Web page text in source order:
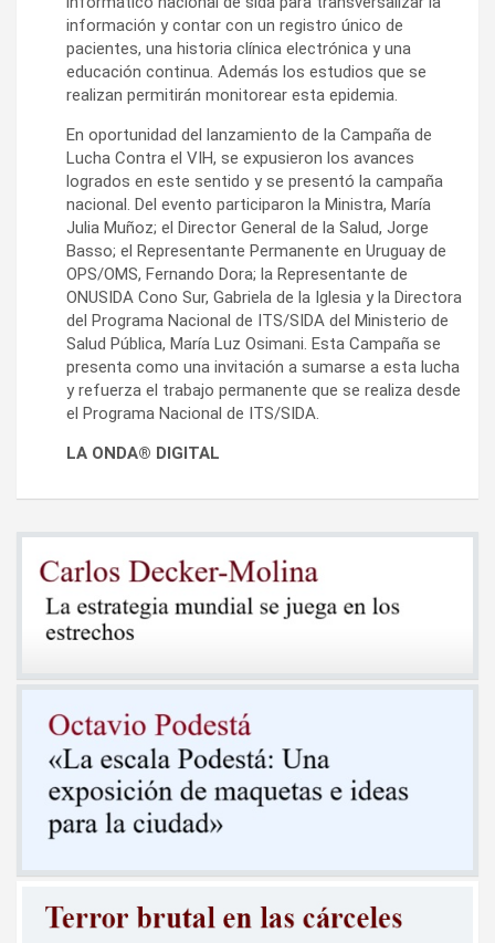
información y contar con un registro único de
pacientes, una historia clínica electrónica y una
educación continua. Además los estudios que se
realizan permitirán monitorear esta epidemia.
En oportunidad del lanzamiento de la Campaña de
Lucha Contra el VIH, se expusieron los avances
logrados en este sentido y se presentó la campaña
nacional. Del evento participaron la Ministra, María
Julia Muñoz; el Director General de la Salud, Jorge
Basso; el Representante Permanente en Uruguay de
OPS/OMS, Fernando Dora; la Representante de
ONUSIDA Cono Sur, Gabriela de la Iglesia y la Directora
del Programa Nacional de ITS/SIDA del Ministerio de
Salud Pública, María Luz Osimani. Esta Campaña se
presenta como una invitación a sumarse a esta lucha
y refuerza el trabajo permanente que se realiza desde
el Programa Nacional de ITS/SIDA.
LA ONDA® DIGITAL